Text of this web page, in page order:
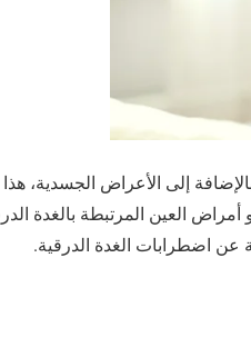
إلى الأعراض الجسدية،
العين المرتبطة بالغدة
عن اضطرابات الغدة الدرقية.